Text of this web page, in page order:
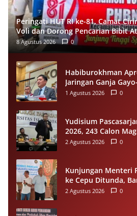
Peringati HUT RI ke-81, Camat
Voli dan Dorong Pencarian Bibit
8 Agustus 2026 0
Habiburokhman
Jaringan Ganja
Kilogram di Sumut
1 Agustus 2026 0
Yudisium
2026, 243 Calon
Siap Diwisuda
2 Agustus 2026 0
Kunjungan Menteri
ke Cepu Ditunda,
Tetap Salurkan
2 Agustus 2026 0